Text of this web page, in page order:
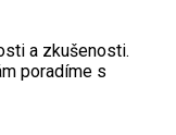
a zkušenosti.
poradíme s